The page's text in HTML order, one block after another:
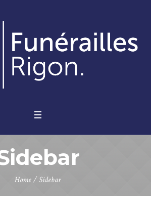
Home/Sidebar